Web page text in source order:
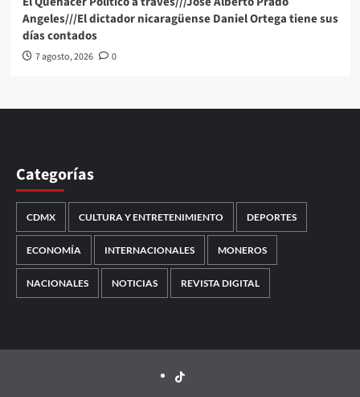
Angeles///El dictador nicaragüense Daniel Ortega tiene sus
días contados
7 agosto, 2026 0
Categorías
CDMX CULTURA Y ENTRETENIMIENTO DEPORTES
ECONOMÍA INTERNACIONALES MONEROS
NACIONALES NOTICIAS REVISTA DIGITAL
TikTok